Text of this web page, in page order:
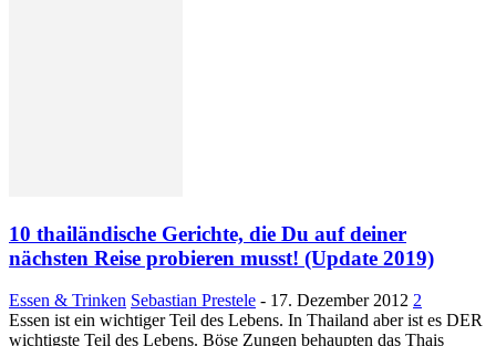
10 thailändische Gerichte, die Du auf deiner
nächsten Reise probieren musst! (Update 2019)
Essen & Trinken Sebastian Prestele - 17. Dezember 2012 2
Essen ist ein wichtiger Teil des Lebens. In Thailand aber ist es DER
wichtigste Teil des Lebens. Böse Zungen behaupten das Thais